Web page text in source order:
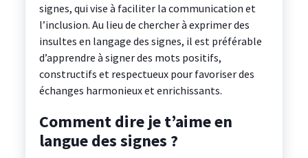
signes, qui vise à faciliter la communication et
l’inclusion. Au lieu de chercher à exprimer des
insultes en langage des signes, il est préférable
d’apprendre à signer des mots positifs,
constructifs et respectueux pour favoriser des
échanges harmonieux et enrichissants.
Comment dire je t’aime en
langue des signes ?